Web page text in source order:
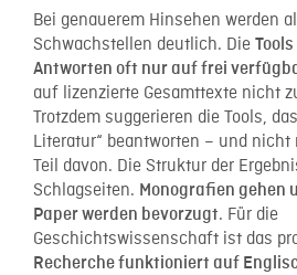
Bei genauerem Hinsehen werden
Schwachstellen deutlich. Die
Antworten oft nur auf frei
auf lizenzierte Gesamttexte nicht
Trotzdem suggerieren die Tools,
Literatur“ beantworten – und
Teil davon. Die Struktur der
Schlagseiten. Monografien gehen
Paper werden bevorzugt. Für die
Geschichtswissenschaft ist das
Recherche funktioniert auf